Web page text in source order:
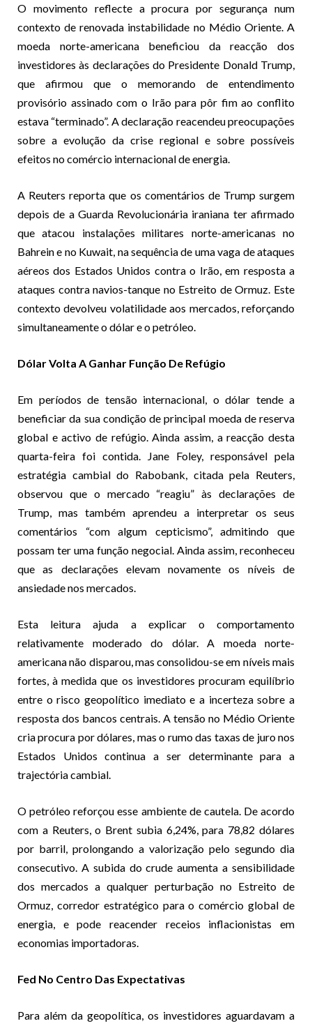
O movimento reflecte a procura por segurança num
contexto de renovada instabilidade no Médio Oriente. A
moeda norte-americana beneficiou da reacção dos
investidores às declarações do Presidente Donald Trump,
que afirmou que o memorando de entendimento
provisório assinado com o Irão para pôr fim ao conflito
estava “terminado”. A declaração reacendeu preocupações
sobre a evolução da crise regional e sobre possíveis
efeitos no comércio internacional de energia.
A Reuters reporta que os comentários de Trump surgem
depois de a Guarda Revolucionária iraniana ter afirmado
que atacou instalações militares norte-americanas no
Bahrein e no Kuwait, na sequência de uma vaga de ataques
aéreos dos Estados Unidos contra o Irão, em resposta a
ataques contra navios-tanque no Estreito de Ormuz. Este
contexto devolveu volatilidade aos mercados, reforçando
simultaneamente o dólar e o petróleo.
Dólar Volta A Ganhar Função De Refúgio
Em períodos de tensão internacional, o dólar tende a
beneficiar da sua condição de principal moeda de reserva
global e activo de refúgio. Ainda assim, a reacção desta
quarta-feira foi contida. Jane Foley, responsável pela
estratégia cambial do Rabobank, citada pela Reuters,
observou que o mercado “reagiu” às declarações de
Trump, mas também aprendeu a interpretar os seus
comentários “com algum cepticismo”, admitindo que
possam ter uma função negocial. Ainda assim, reconheceu
que as declarações elevam novamente os níveis de
ansiedade nos mercados.
Esta leitura ajuda a explicar o comportamento
relativamente moderado do dólar. A moeda norte-
americana não disparou, mas consolidou-se em níveis mais
fortes, à medida que os investidores procuram equilíbrio
entre o risco geopolítico imediato e a incerteza sobre a
resposta dos bancos centrais. A tensão no Médio Oriente
cria procura por dólares, mas o rumo das taxas de juro nos
Estados Unidos continua a ser determinante para a
trajectória cambial.
O petróleo reforçou esse ambiente de cautela. De acordo
com a Reuters, o Brent subia 6,24%, para 78,82 dólares
por barril, prolongando a valorização pelo segundo dia
consecutivo. A subida do crude aumenta a sensibilidade
dos mercados a qualquer perturbação no Estreito de
Ormuz, corredor estratégico para o comércio global de
energia, e pode reacender receios inflacionistas em
economias importadoras.
Fed No Centro Das Expectativas
Para além da geopolítica, os investidores aguardavam a